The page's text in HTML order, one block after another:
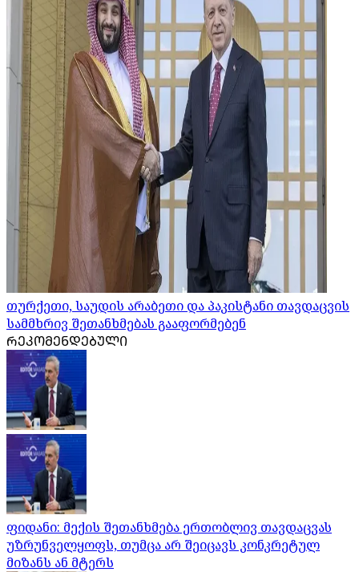
თურქეთი, საუდის არაბეთი და პაკისტანი თავდაცვის
სამმხრივ შეთანხმებას გააფორმებენ
ᲠᲔᲙᲝᲛᲔᲜᲓᲔᲑᲣᲚᲘ
ფიდანი: მექის შეთანხმება ერთობლივ თავდაცვას
უზრუნველყოფს, თუმცა არ შეიცავს კონკრეტულ
მიზანს ან მტერს